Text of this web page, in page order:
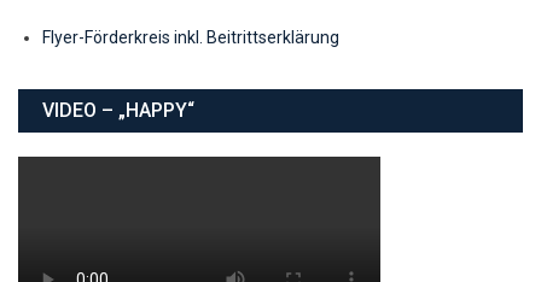
Flyer-Förderkreis inkl. Beitrittserklärung
VIDEO – „HAPPY“